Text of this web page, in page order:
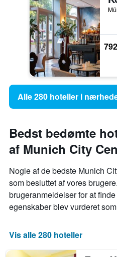
Alle 280 hoteller i
Bedst bedømte
af Munich City
Nogle af de bedste Munich
som besluttet af vores
brugeranmeldelser for at
egenskaber blev vurderet
Vis alle 280 hoteller